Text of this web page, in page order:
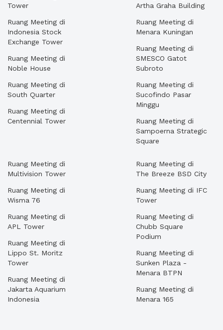
Tower
Ruang Meeting di
Indonesia Stock
Exchange Tower
Ruang Meeting di
Noble House
Ruang Meeting di
South Quarter
Ruang Meeting di
Centennial Tower
Artha Graha Building
Ruang Meeting di
Menara Kuningan
Ruang Meeting di
SMESCO Gatot
Subroto
Ruang Meeting di
Sucofindo Pasar
Minggu
Ruang Meeting di
Sampoerna Strategic
Square
Ruang Meeting di
Multivision Tower
Ruang Meeting di
Wisma 76
Ruang Meeting di
APL Tower
Ruang Meeting di
Lippo St. Moritz
Tower
Ruang Meeting di
Jakarta Aquarium
Indonesia
Ruang Meeting di
The Breeze BSD City
Ruang Meeting di IFC
Tower
Ruang Meeting di
Chubb Square
Podium
Ruang Meeting di
Sunken Plaza -
Menara BTPN
Ruang Meeting di
Menara 165